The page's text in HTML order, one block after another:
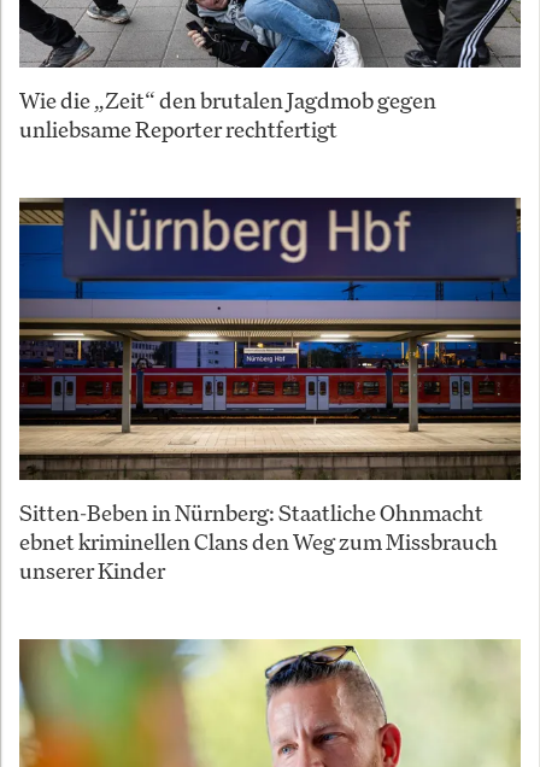
Wie die „Zeit“ den brutalen Jagdmob gegen
unliebsame Reporter rechtfertigt
Sitten-Beben in Nürnberg: Staatliche Ohnmacht
ebnet kriminellen Clans den Weg zum Missbrauch
unserer Kinder